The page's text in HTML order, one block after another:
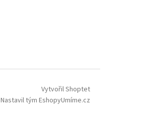
Vytvořil Shoptet
Nastavil tým EshopyUmíme.cz